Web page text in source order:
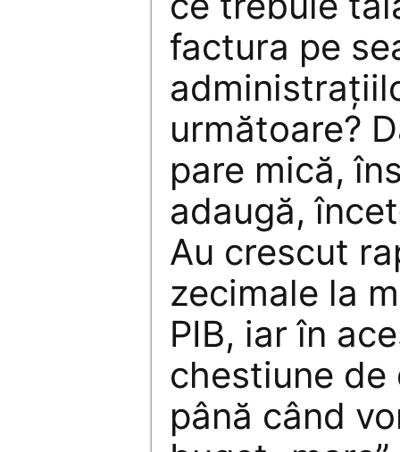
factura pe
următoare?
pare mică,
adaugă,
Au crescut
zecimale la
PIB, iar în
chestiune
până când